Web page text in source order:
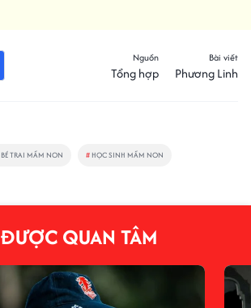
Nguồn
Tổng hợp
Bài viết
Phương Linh
BÉ TRAI MẦM NON # HỌC SINH MẦM NON
ĐƯỢC QUAN TÂM